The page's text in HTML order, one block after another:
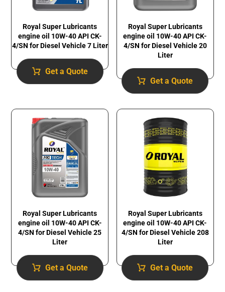
Royal Super Lubricants
engine oil 10W-40 API CK-
4/SN for Diesel Vehicle 7 Liter
Get a Quote
Royal Super Lubricants
engine oil 10W-40 API CK-
4/SN for Diesel Vehicle 20
Liter
Get a Quote
Royal Super Lubricants
engine oil 10W-40 API CK-
4/SN for Diesel Vehicle 25
Liter
Get a Quote
Royal Super Lubricants
engine oil 10W-40 API CK-
4/SN for Diesel Vehicle 208
Liter
Get a Quote